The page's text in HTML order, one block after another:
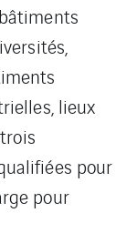
lieux
pour
pour